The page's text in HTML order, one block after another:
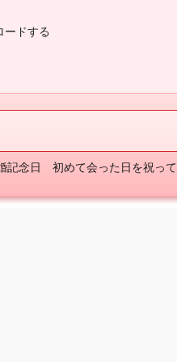
ードする
記念日 初めて会った日を祝って